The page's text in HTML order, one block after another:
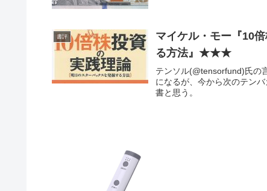
書評
マイケル・モー『10
る方法』★★★
テンソル(@tensorfund)氏の
になるが、今から次のテン
書と思う。